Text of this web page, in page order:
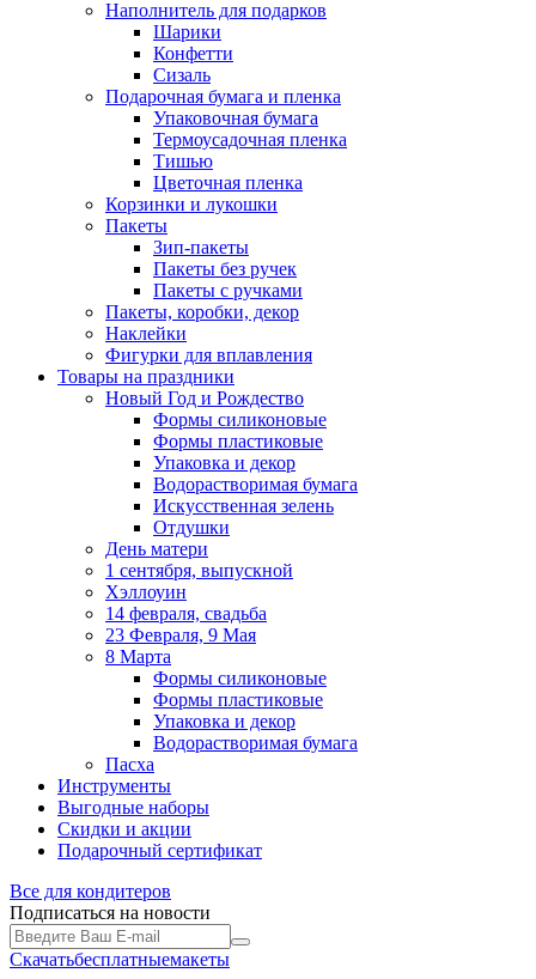
Наполнитель для подарков
Шарики
Конфетти
Сизаль
Подарочная бумага и пленка
Упаковочная бумага
Термоусадочная пленка
Тишью
Цветочная пленка
Корзинки и лукошки
Пакеты
Зип-пакеты
Пакеты без ручек
Пакеты с ручками
Пакеты, коробки, декор
Наклейки
Фигурки для вплавления
Товары на праздники
Новый Год и Рождество
Формы силиконовые
Формы пластиковые
Упаковка и декор
Водорастворимая бумага
Искусственная зелень
Отдушки
День матери
1 сентября, выпускной
Хэллоуин
14 февраля, свадьба
23 Февраля, 9 Мая
8 Марта
Формы силиконовые
Формы пластиковые
Упаковка и декор
Водорастворимая бумага
Пасха
Инструменты
Выгодные наборы
Скидки и акции
Подарочный сертификат
Все для кондитеров
Подписаться на новости
Скачатьбесплатныемакеты